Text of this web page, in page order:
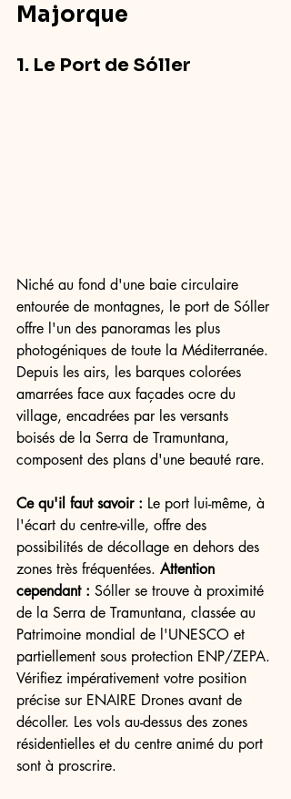
Majorque
1. Le Port de Sóller
Niché au fond d'une baie circulaire
entourée de montagnes, le port de Sóller
offre l'un des panoramas les plus
photogéniques de toute la Méditerranée.
Depuis les airs, les barques colorées
amarrées face aux façades ocre du
village, encadrées par les versants
boisés de la Serra de Tramuntana,
composent des plans d'une beauté rare.
Ce qu'il faut savoir : Le port lui-même, à
l'écart du centre-ville, offre des
possibilités de décollage en dehors des
zones très fréquentées. Attention
cependant : Sóller se trouve à proximité
de la Serra de Tramuntana, classée au
Patrimoine mondial de l'UNESCO et
partiellement sous protection ENP/ZEPA.
Vérifiez impérativement votre position
précise sur ENAIRE Drones avant de
décoller. Les vols au-dessus des zones
résidentielles et du centre animé du port
sont à proscrire.